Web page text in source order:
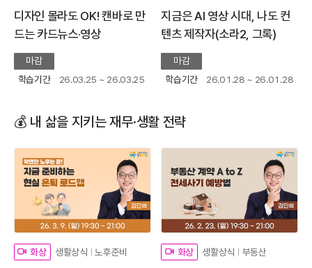
디자인 몰라도 OK! 캔바로 만
드는 카드뉴스·영상
마감
학습기간
26.03.25 ~ 26.03.25
지금은 AI 영상 시대, 나도 컨
텐츠 제작자(소라2, 그록)
마감
학습기간
26.01.28 ~ 26.01.28
💰 내 삶을 지키는 재무·생활 전략
화상 생활상식 노후준비 화상 생활상식 부동산